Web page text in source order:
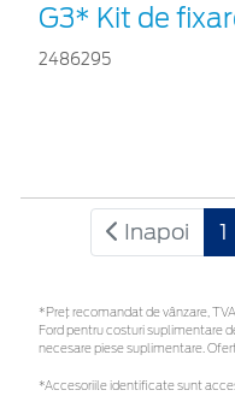
G3* Kit de
2486295
Inapoi 1
*Preţ recomandat de vânzare,
Ford pentru costuri suplimentare
necesare piese suplimentare.
*Accesoriile identificate sunt